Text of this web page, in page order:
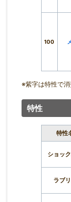
100
※紫字は特性で消
特性
特性
ショッ
ラブ